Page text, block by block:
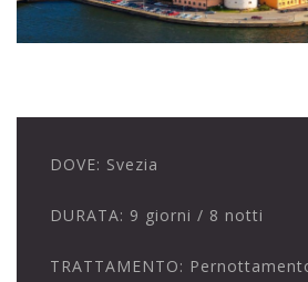
DOVE: Svezia
DURATA: 9 giorni / 8 notti
TRATTAMENTO: